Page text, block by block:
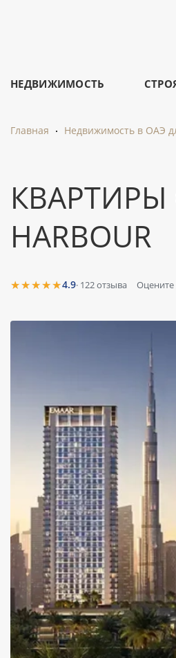
НЕДВИЖИМОСТЬ
Главная Недвижимость в ОАЭ
КВАРТИРЫ
HARBOUR
★★★★★4.9· 122отзыва